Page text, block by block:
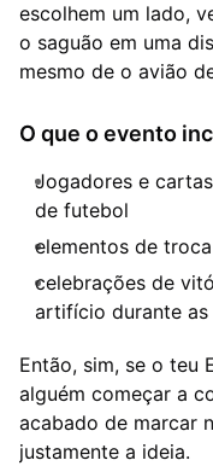
escolhem um lado,
o saguão em uma
mesmo de o avião
O que o evento
Jogadores e
de futebol
elementos de troca
celebrações de
artifício durante
Então, sim, se o teu
alguém começar a
acabado de marcar
justamente a ideia.